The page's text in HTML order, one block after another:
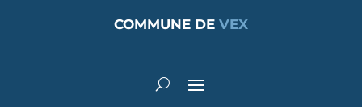
COMMUNE DE VEX